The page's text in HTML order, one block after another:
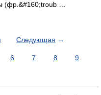
(фр.&#160;troub …
Следующая →
6 7 8
9